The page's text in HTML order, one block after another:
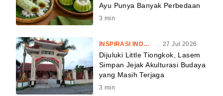
Ayu Punya Banyak Perbedaan
3 min
INSPIRASI INDONESIA . 27 Jul 2026
Dijuluki Little Tiongkok, Lasem
Simpan Jejak Akulturasi Budaya
yang Masih Terjaga
3 min